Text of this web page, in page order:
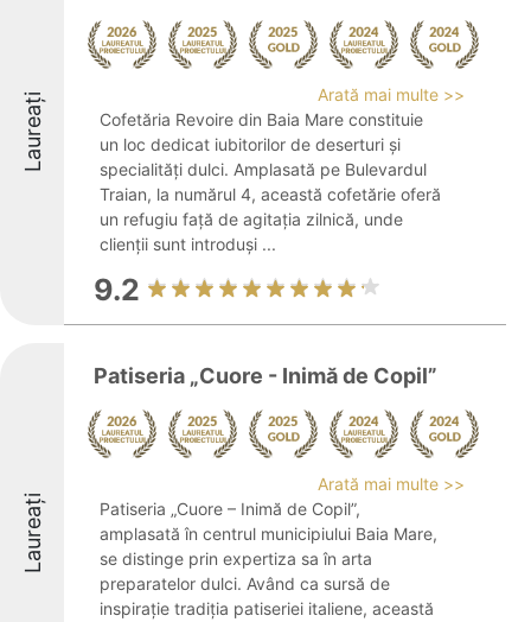
Laureați
Arată mai multe >>
Cofetăria Revoire din Baia Mare constituie
un loc dedicat iubitorilor de deserturi și
specialități dulci. Amplasată pe Bulevardul
Traian, la numărul 4, această cofetărie oferă
un refugiu față de agitația zilnică, unde
clienții sunt introduși ...
9.2
Laureați
Patiseria „Cuore - Inimă de Copil”
Arată mai multe >>
Patiseria „Cuore – Inimă de Copil”,
amplasată în centrul municipiului Baia Mare,
se distinge prin expertiza sa în arta
preparatelor dulci. Având ca sursă de
inspirație tradiția patiseriei italiene, această